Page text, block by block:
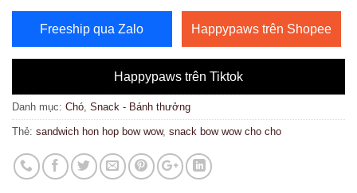
Freeship qua Zalo Happypaws trên Shopee
Happypaws trên Tiktok
Danh mục: Chó Snack - Bánh thưởng
Thẻ: sandwich hon hop bow wow, snack bow wow cho cho